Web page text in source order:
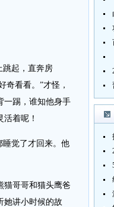
起，直奔房
奇看看。”才怪，
一踢，谁知他身手
着呢！
觉了才回来。他
哥哥和猫头鹰爸
她讲小时候的故